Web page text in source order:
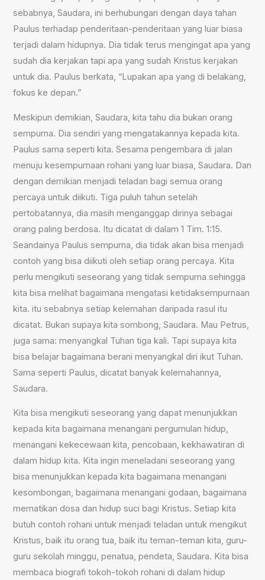
sebabnya, Saudara, ini berhubungan dengan daya tahan
Paulus terhadap penderitaan-penderitaan yang luar biasa
terjadi dalam hidupnya. Dia tidak terus mengingat apa yang
sudah dia kerjakan tapi apa yang sudah Kristus kerjakan
untuk dia. Paulus berkata, “Lupakan apa yang di belakang,
fokus ke depan.”
Meskipun demikian, Saudara, kita tahu dia bukan orang
sempurna. Dia sendiri yang mengatakannya kepada kita.
Paulus sama seperti kita. Sesama pengembara di jalan
menuju kesempurnaan rohani yang luar biasa, Saudara. Dan
dengan demikian menjadi teladan bagi semua orang
percaya untuk diikuti. Tiga puluh tahun setelah
pertobatannya, dia masih menganggap dirinya sebagai
orang paling berdosa. Itu dicatat di dalam 1 Tim. 1:15.
Seandainya Paulus sempurna, dia tidak akan bisa menjadi
contoh yang bisa diikuti oleh setiap orang percaya. Kita
perlu mengikuti seseorang yang tidak sempurna sehingga
kita bisa melihat bagaimana mengatasi ketidaksempurnaan
kita. itu sebabnya setiap kelemahan daripada rasul itu
dicatat. Bukan supaya kita sombong, Saudara. Mau Petrus,
juga sama: menyangkal Tuhan tiga kali. Tapi supaya kita
bisa belajar bagaimana berani menyangkal diri ikut Tuhan.
Sama seperti Paulus, dicatat banyak kelemahannya,
Saudara.
Kita bisa mengikuti seseorang yang dapat menunjukkan
kepada kita bagaimana menangani pergumulan hidup,
menangani kekecewaan kita, pencobaan, kekhawatiran di
dalam hidup kita. Kita ingin meneladani seseorang yang
bisa menunjukkan kepada kita bagaimana menangani
kesombongan, bagaimana menangani godaan, bagaimana
mematikan dosa dan hidup suci bagi Kristus. Setiap kita
butuh contoh rohani untuk menjadi teladan untuk mengikut
Kristus, baik itu orang tua, baik itu teman-teman kita, guru-
guru sekolah minggu, penatua, pendeta, Saudara. Kita bisa
membaca biografi tokoh-tokoh rohani di dalam hidup